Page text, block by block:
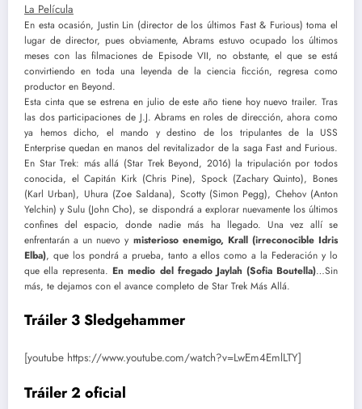
La Película
En esta ocasión, Justin Lin (director de los últimos Fast & Furious) toma el
lugar de director, pues obviamente, Abrams estuvo ocupado los últimos
meses con las filmaciones de Episode VII, no obstante, el que se está
convirtiendo en toda una leyenda de la ciencia ficción, regresa como
productor en Beyond.
Esta cinta que se estrena en julio de este año tiene hoy nuevo trailer. Tras
las dos participaciones de J.J. Abrams en roles de dirección, ahora como
ya hemos dicho, el mando y destino de los tripulantes de la USS
Enterprise quedan en manos del revitalizador de la saga Fast and Furious.
En Star Trek: más allá (Star Trek Beyond, 2016) la tripulación por todos
conocida, el Capitán Kirk (Chris Pine), Spock (Zachary Quinto), Bones
(Karl Urban), Uhura (Zoe Saldana), Scotty (Simon Pegg), Chehov (Anton
Yelchin) y Sulu (John Cho), se dispondrá a explorar nuevamente los últimos
confines del espacio, donde nadie más ha llegado. Una vez allí se
enfrentarán a un nuevo y misterioso enemigo, Krall (irreconocible Idris
Elba), que los pondrá a prueba, tanto a ellos como a la Federación y lo
que ella representa. En medio del fregado Jaylah (Sofia Boutella)…Sin
más, te dejamos con el avance completo de Star Trek Más Allá.
Tráiler 3 Sledgehammer
[youtube https://www.youtube.com/watch?v=LwEm4EmlLTY]
Tráiler 2 oficial